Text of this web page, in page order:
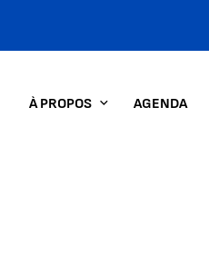
À PROPOS AGENDA